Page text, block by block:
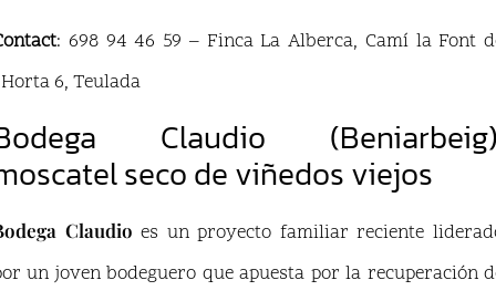
: 698 94 46 59 – Finca La Alberca, Camí la Font
6, Teulada
Claudio
seco de viñedos viejos
Claudio es un proyecto familiar reciente
un joven bodeguero que apuesta por la recuperación